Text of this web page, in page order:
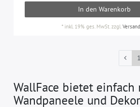
In den Warenkorb
* inkl. 19% ges. MwSt. zzgl.
1
WallFace bietet einfach
Wandpaneele und